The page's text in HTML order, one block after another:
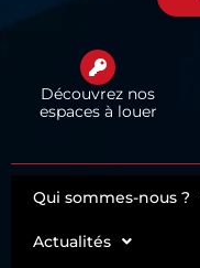
Découvrez nos
espaces à louer
Qui sommes-nous ?
Actualités